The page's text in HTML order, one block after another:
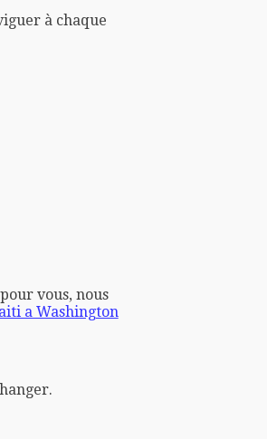
à chaque
vous, nous
a Washington